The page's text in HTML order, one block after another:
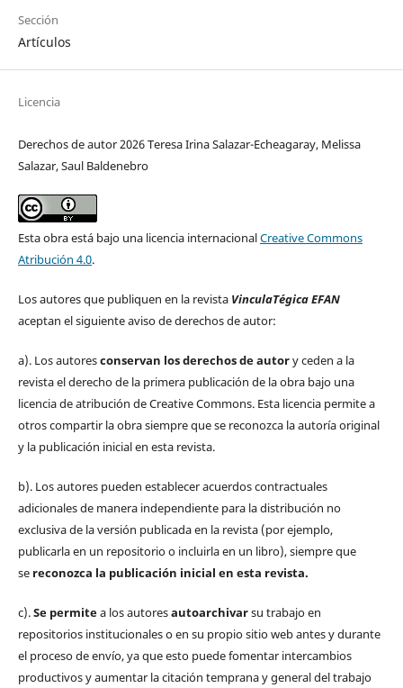
Sección
Artículos
Licencia
Derechos de autor 2026 Teresa Irina Salazar-Echeagaray, Melissa
Salazar, Saul Baldenebro
Esta obra está bajo una licencia internacionalCreative Commons
Atribución 4.0.
Los autores que publiquen en la revista VinculaTégica EFAN
aceptan el siguiente aviso de derechos de autor:
a). Los autoresconservan los derechos de autory ceden a la
revista el derecho de la primera publicación de la obra bajo una
licencia de atribución de Creative Commons. Esta licencia permite a
otros compartir la obra siempre que se reconozca la autoría original
y la publicación inicial en esta revista.
b). Los autores pueden establecer acuerdos contractuales
adicionales de manera independiente para la distribución no
exclusiva de la versión publicada en la revista (por ejemplo,
publicarla en un repositorio o incluirla en un libro), siempre que
sereconozca la publicación inicial en esta revista.
c).Se permitea los autoresautoarchivarsu trabajo en
repositorios institucionales o en su propio sitio web antes y durante
el proceso de envío, ya que esto puede fomentar intercambios
productivos y aumentar la citación temprana y general del trabajo